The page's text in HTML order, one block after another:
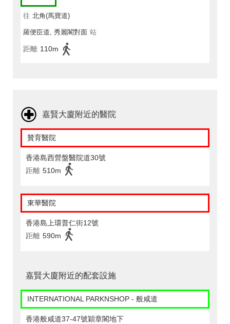
往 北角(馬寶道)
羅便臣道, 秀麗閣對面 站
距離 110m
嘉賢大廈附近的醫院
贊育醫院
香港島西營盤醫院道30號
距離 510m
東華醫院
香港島上環普仁街12號
距離 590m
嘉賢大廈附近的配套設施
INTERNATIONAL PARKNSHOP - 般咸道
香港般咸道37-47號穎章閣地下